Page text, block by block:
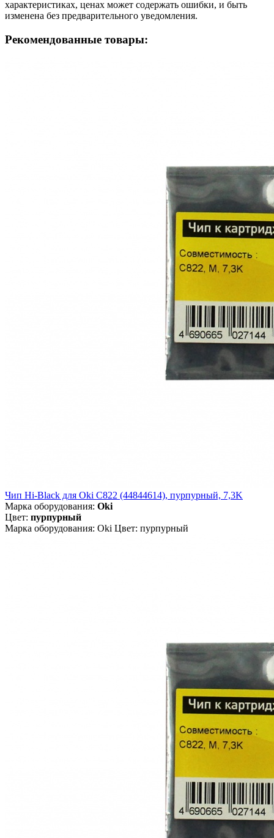
характеристиках, ценах может содержать ошибки, и быть
изменена без предварительного уведомления.
Рекомендованные товары:
Чип Hi-Black для Oki C822 (44844614), пурпурный, 7,3K
Марка оборудования: Oki
Цвет: пурпурный
Марка оборудования: Oki Цвет: пурпурный